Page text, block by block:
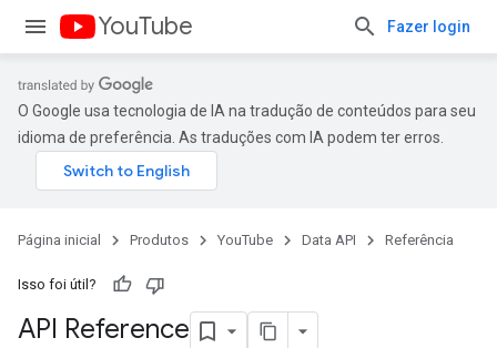
YouTube Fazer login
O Google usa tecnologia de IA na tradução de conteúdos para seu
idioma de preferência. As traduções com IA podem ter erros.
Página inicial Produtos YouTube Data API Referência
Isso foi útil?
API Reference